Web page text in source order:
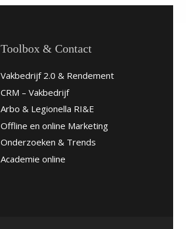
Toolbox & Contact
Vakbedrijf 2.0 & Rendement
CRM – Vakbedrijf
Arbo & Legionella RI&E
Offline en online Marketing
Onderzoeken & Trends
Academie online